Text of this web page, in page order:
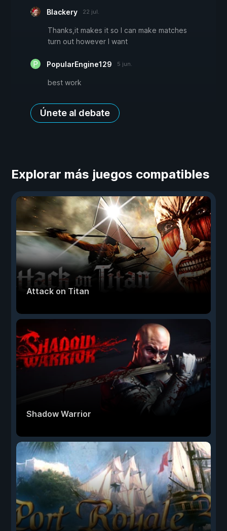
Blackery 22 jul.
Thanks,it makes it so I can make matches
turn out however I want
PopularEngine129 5 jun.
best work
Únete al debate
Explorar más juegos compatibles
Attack on Titan
Shadow Warrior